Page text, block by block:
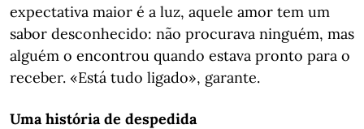
expectativa maior é a luz, aquele amor tem um
sabor desconhecido: não procurava ninguém, mas
alguém o encontrou quando estava pronto para o
receber. «Está tudo ligado», garante.
Uma história de despedida